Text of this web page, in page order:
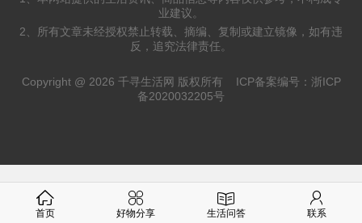
业建议。
2、所有文章未经授权禁止转载、摘编、复制或建立镜像，如有违
反，追究法律责任。
Copyright @ 2026 千寻生活网 版权所有 ICP备案编号：浙ICP
备2020032205号
首页 好物分享 生活问答 联系